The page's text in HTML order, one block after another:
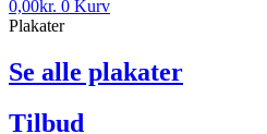
0,00kr. 0 Kurv
Plakater
Se alle plakater
Tilbud